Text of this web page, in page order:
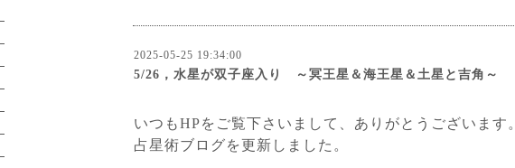
2025-05-25 19:34:00
5/26，水星が双子座入り ～冥王星＆海王星＆土星と吉角～
いつもHPをご覧下さいまして、ありがとうございます。
占星術ブログを更新しました。